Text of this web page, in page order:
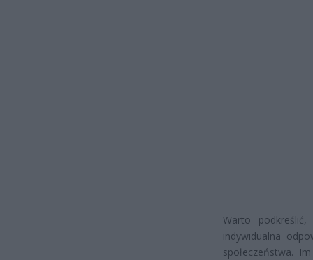
Warto
indywidualna
społeczeństwa.